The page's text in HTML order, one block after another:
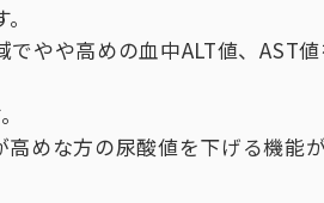
やや高めの血中ALT値、AST
めな方の尿酸値を下げる機能